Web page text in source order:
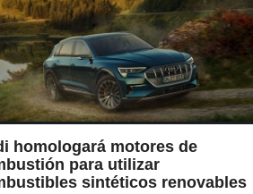
homologará motores de
para utilizar
sintéticos renovables